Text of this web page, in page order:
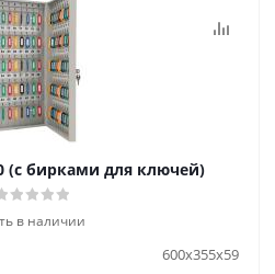
(с бирками для ключей)
в наличии
600x355x59